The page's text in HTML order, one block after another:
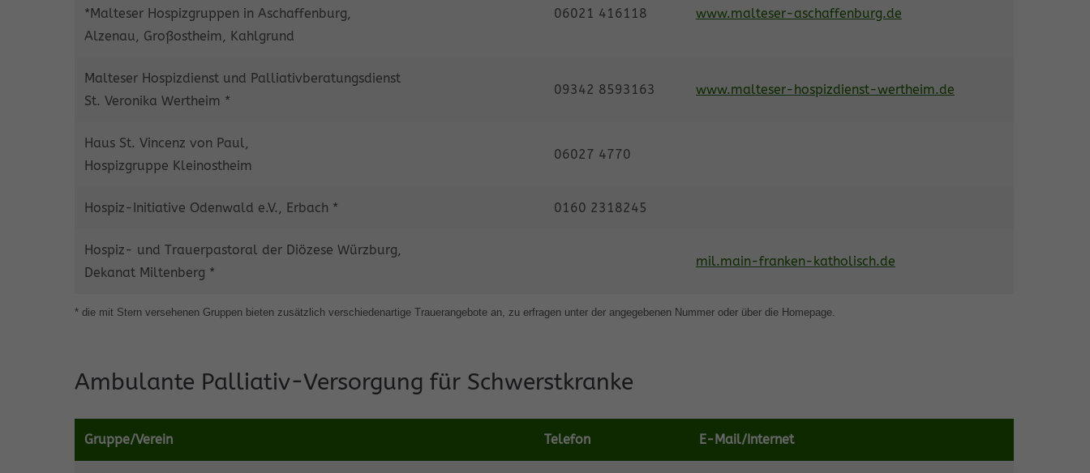
*Malteser Hospizgruppen in Aschaffenburg,
Alzenau, Großostheim, Kahlgrund
06021 416118 www.malteser-aschaffenburg.de
Malteser Hospizdienst und Palliativberatungsdienst
St. Veronika Wertheim *
09342 8593163 www.malteser-hospizdienst-wertheim.de
Haus St. Vincenz von Paul,
Hospizgruppe Kleinostheim
06027 4770
Hospiz-Initiative Odenwald e.V., Erbach * 0160 2318245
Hospiz- und Trauerpastoral der Diözese Würzburg,
Dekanat Miltenberg *
mil.main-franken-katholisch.de
* die mit Stern versehenen Gruppen bieten zusätzlich verschiedenartige Trauerangebote an, zu erfragen unter der angegebenen Nummer oder über die Homepage.
Ambulante Palliativ-Versorgung für Schwerstkranke
Gruppe/Verein Telefon E-Mail/Internet